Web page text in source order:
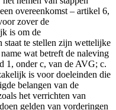
overeenkomst – artikel 6,
zover de
is om de
te stellen zijn wettelijke
wat betreft de naleving
1, onder c, van de AVG; c.
is voor doeleinden die
belangen van de
het verrichten van
gelden van vorderingen